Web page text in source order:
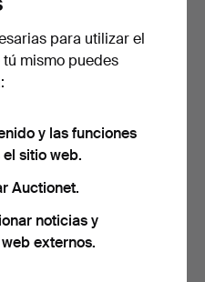
PAREJA DE PEQUEÑAS
53 USD
para utilizar el
mismo puedes
y las funciones
sitio web.
Auctionet.
noticias y
externos.